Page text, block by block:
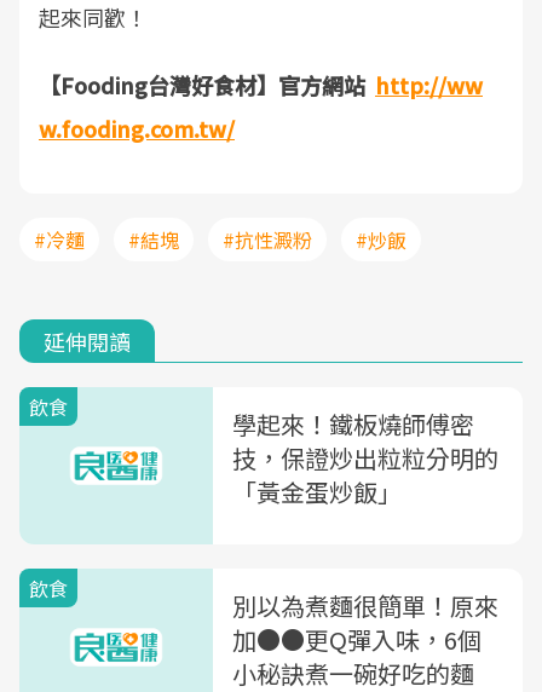
起來同歡！
【Fooding台灣好食材】官方網站 http://ww
w.fooding.com.tw/
#冷麵 #結塊 #抗性澱粉 #炒飯
延伸閱讀
飲食
學起來！鐵板燒師傅密
技，保證炒出粒粒分明的
「黃金蛋炒飯」
飲食
別以為煮麵很簡單！原來
加●●更Q彈入味，6個
小秘訣煮一碗好吃的麵